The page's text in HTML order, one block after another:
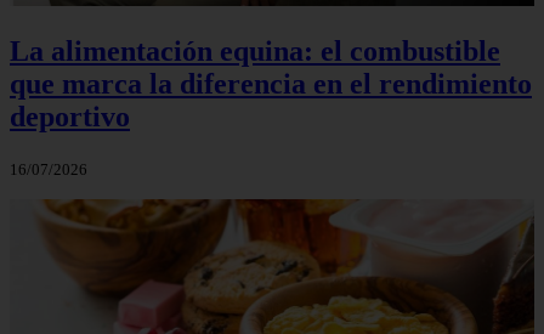
La alimentación equina: el combustible
que marca la diferencia en el rendimiento
deportivo
16/07/2026